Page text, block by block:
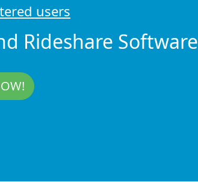
users
Rideshare Software